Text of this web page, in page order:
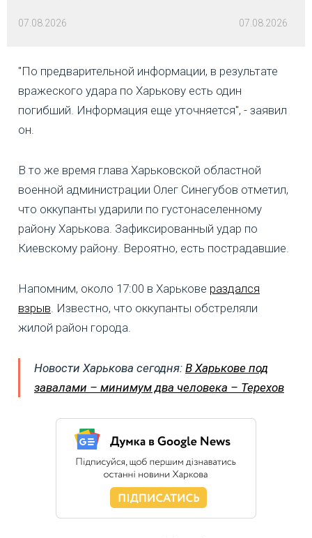
07.08.2026 07.08.2026
"По предварительной информации, в результате
вражеского удара по Харькову есть один
погибший. Информация еще уточняется", - заявил
он.
В то же время глава Харьковской областной
военной администрации Олег Синегубов отметил,
что оккупанты ударили по густонаселенному
району Харькова. Зафиксированный удар по
Киевскому району. Вероятно, есть пострадавшие.
Напомним, около 17:00 в Харькове раздался
взрыв. Известно, что оккупанты обстреляли
жилой район города.
Новости Харькова сегодня: В Харькове под
завалами – минимум два человека – Терехов